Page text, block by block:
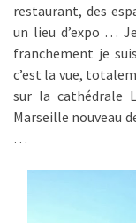
restaurant, des
un lieu d’expo …
franchement je
c’est la vue,
sur la cathédrale
Marseille nouveau
…